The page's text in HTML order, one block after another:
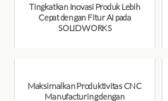
Tingkatkan Inovasi Produk Lebih
Cepat dengan Fitur AI pada
SOLIDWORKS
Maksimalkan Produktivitas CNC
Manufacturing dengan